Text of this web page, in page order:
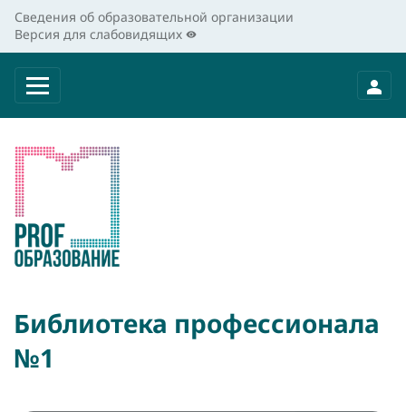
Сведения об образовательной организации
Версия для слабовидящих
Библиотека профессионала
№1